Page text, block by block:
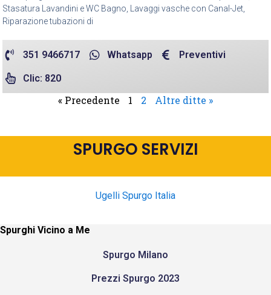
Stasatura Lavandini e WC Bagno, Lavaggi vasche con Canal-Jet,
Riparazione tubazioni di
351 9466717 Whatsapp Preventivi
Clic: 820
« Precedente 1 2 Altre ditte »
SPURGO SERVIZI
Ugelli Spurgo Italia
Spurghi Vicino a Me
Spurgo Milano
Prezzi Spurgo 2023